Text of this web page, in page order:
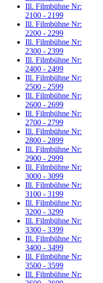
Ill. Filmbühne Nr:
2100 - 2199
Ill. Filmbühne Nr:
2200 - 2299
Ill. Filmbühne Nr:
2300 - 2399
Ill. Filmbühne Nr:
2400 - 2499
Ill. Filmbühne Nr:
2500 - 2599
Ill. Filmbühne Nr:
2600 - 2699
Ill. Filmbühne Nr:
2700 - 2799
Ill. Filmbühne Nr:
2800 - 2899
Ill. Filmbühne Nr:
2900 - 2999
Ill. Filmbühne Nr:
3000 - 3099
Ill. Filmbühne Nr:
3100 - 3199
Ill. Filmbühne Nr:
3200 - 3299
Ill. Filmbühne Nr:
3300 - 3399
Ill. Filmbühne Nr:
3400 - 3499
Ill. Filmbühne Nr:
3500 - 3599
Ill. Filmbühne Nr: